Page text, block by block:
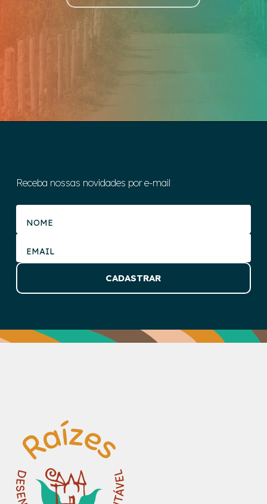
Receba nossas novidades por e-mail